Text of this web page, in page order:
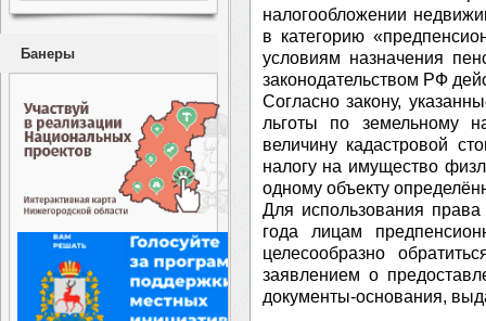
Банеры
налогообложении
в категорию
условиям назначения
законодательством РФ
Согласно закону,
льготы по земельному
величину кадастровой
налогу на имущество
одному объекту
Для использования
года лицам
целесообразно
заявлением о
документы-основания,